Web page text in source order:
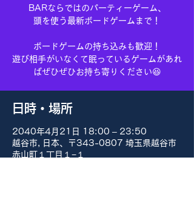
BARならではのパーティーゲーム、
頭を使う最新ボードゲームまで！
ボードゲームの持ち込みも歓迎！
遊び相手がいなくて眠っているゲームがあれ
ばぜひぜひお持ち寄りください😆
日時・場所
2040年4月21日 18:00 – 23:50
越谷市, 日本、〒343-0807 埼玉県越谷市
赤山町１丁目１−１